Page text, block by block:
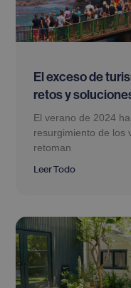
El exceso de
retos y
El verano de 2024
resurgimiento de los
retoman
Leer Todo